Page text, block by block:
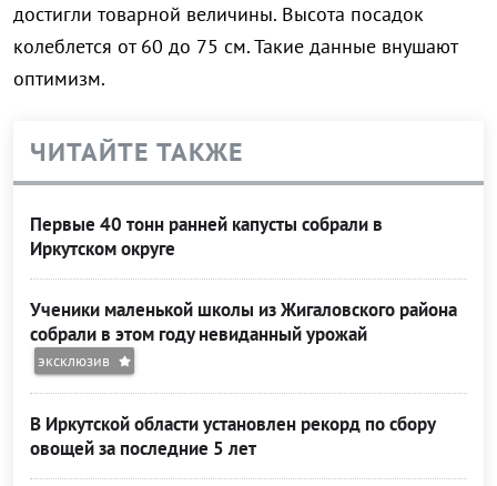
достигли товарной величины. Высота посадок
колеблется от 60 до 75 см. Такие данные внушают
оптимизм.
ЧИТАЙТЕ ТАКЖЕ
Первые 40 тонн ранней капусты собрали в
Иркутском округе
Ученики маленькой школы из Жигаловского района
собрали в этом году невиданный урожай
эксклюзив
В Иркутской области установлен рекорд по сбору
овощей за последние 5 лет